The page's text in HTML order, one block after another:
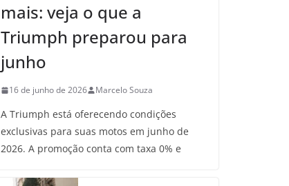
mais: veja o que a
Triumph preparou para
junho
16 de junho de 2026 Marcelo Souza
A Triumph está oferecendo condições
exclusivas para suas motos em junho de
2026. A promoção conta com taxa 0% e